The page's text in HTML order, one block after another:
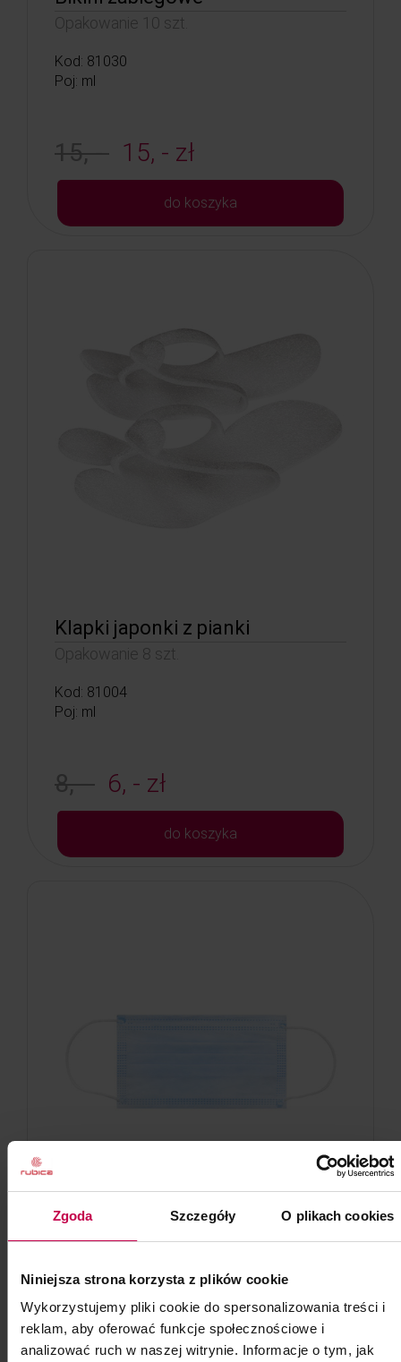
Zgoda Szczegóły O plikach cookies
Niniejsza strona korzysta z plików cookie
Wykorzystujemy pliki cookie do spersonalizowania treści i
reklam, aby oferować funkcje społecznościowe i
analizować ruch w naszej witrynie. Informacje o tym, jak
Opakowanie 10 szt.
Kod: 81030
Poj: ml
15, - 15, - zł
do koszyka
Klapki japonki z pianki
Opakowanie 8 szt.
Kod: 81004
Poj: ml
8, - 6, - zł
do koszyka
Opakowanie 50 szt.
Do zabiegów manualnego oczyszczania i
pedicure.